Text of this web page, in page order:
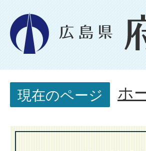
現在のページ ホ